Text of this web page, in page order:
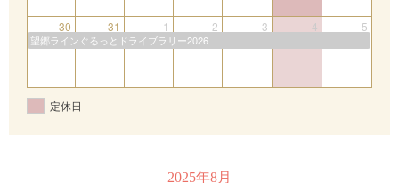
30 31 1 2 3 4 5
望郷ラインぐるっとドライブラリー2026
定休日
2025年8月